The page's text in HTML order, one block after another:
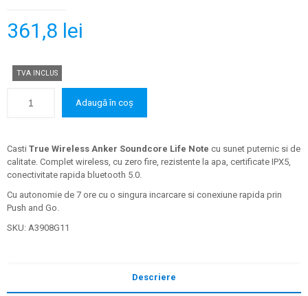
361,8 lei
TVA INCLUS
Adaugă în coș
Casti True Wireless Anker Soundcore Life Note cu sunet puternic si de
calitate. Complet wireless, cu zero fire, rezistente la apa, certificate IPX5,
conectivitate rapida bluetooth 5.0.
Cu autonomie de 7 ore cu o singura incarcare si conexiune rapida prin
Push and Go.
SKU: A3908G11
Descriere